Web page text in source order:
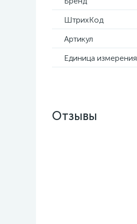
ШтрихКод
Артикул
Единица измерения
Отзывы